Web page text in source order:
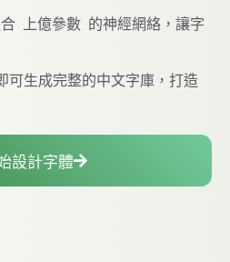
上億參數 的神經網絡，讓字
可生成完整的中文字庫，打造
設計字體